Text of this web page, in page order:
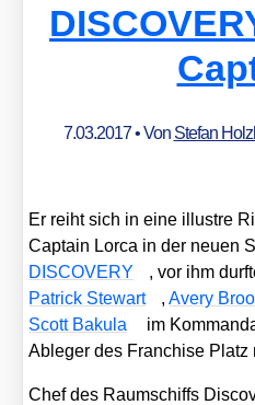
7.03.2017• Von Stefan
Er reiht sich in eine illus­tre
Cap­tain Lor­ca in der neu­en
DISCOVERY
, vor ihm
Patrick Ste­wart
,Avery
Scott Baku­la
im
Able­ger des Fran­chise Platz
Chef des Raum­schiffs